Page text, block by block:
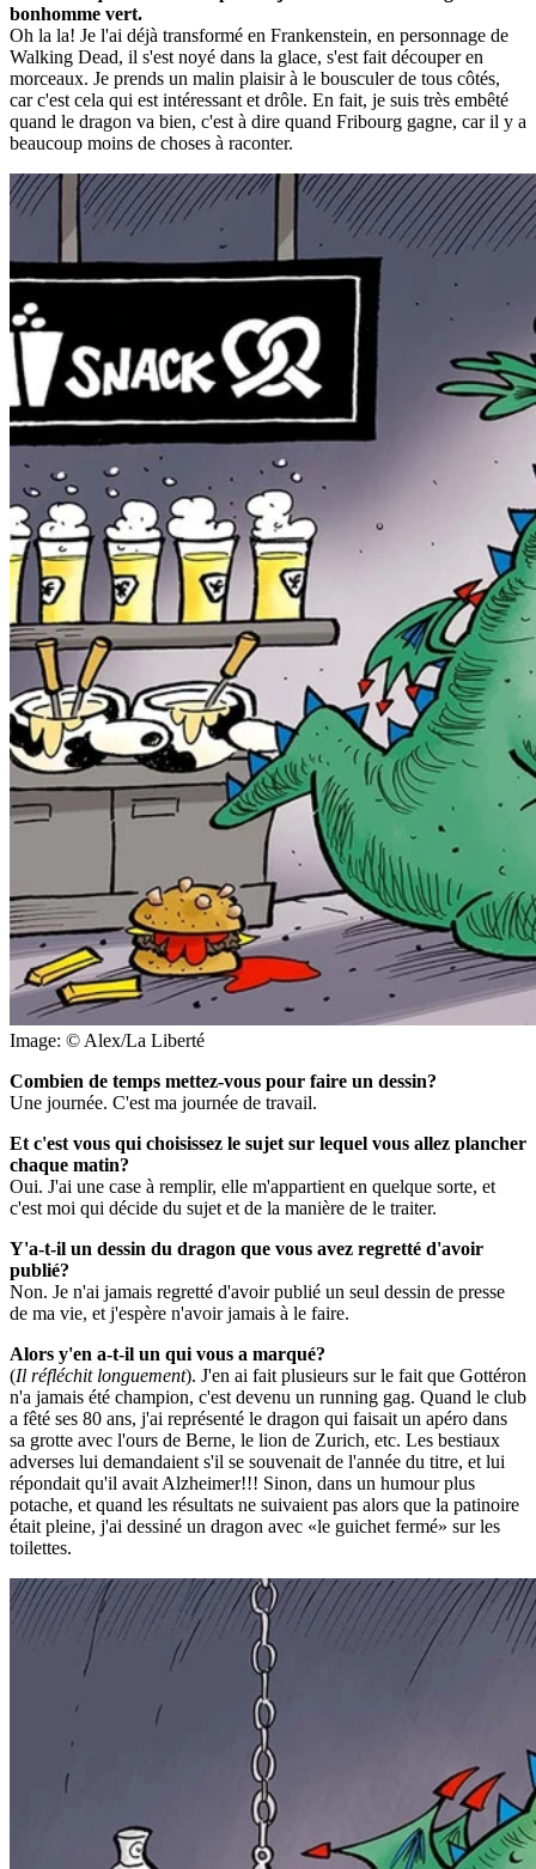
bonhomme vert.
Oh la la! Je l'ai déjà transformé en Frankenstein, en personnage de
Walking Dead, il s'est noyé dans la glace, s'est fait découper en
morceaux. Je prends un malin plaisir à le bousculer de tous côtés,
car c'est cela qui est intéressant et drôle. En fait, je suis très embêté
quand le dragon va bien, c'est à dire quand Fribourg gagne, car il y a
beaucoup moins de choses à raconter.
Image: © Alex/La Liberté
Combien de temps mettez-vous pour faire un dessin?
Une journée. C'est ma journée de travail.
Et c'est vous qui choisissez le sujet sur lequel vous allez plancher
chaque matin?
Oui. J'ai une case à remplir, elle m'appartient en quelque sorte, et
c'est moi qui décide du sujet et de la manière de le traiter.
Y'a-t-il un dessin du dragon que vous avez regretté d'avoir
publié?
Non. Je n'ai jamais regretté d'avoir publié un seul dessin de presse
de ma vie, et j'espère n'avoir jamais à le faire.
Alors y'en a-t-il un qui vous a marqué?
(Il réfléchit longuement). J'en ai fait plusieurs sur le fait que Gottéron
n'a jamais été champion, c'est devenu un running gag. Quand le club
a fêté ses 80 ans, j'ai représenté le dragon qui faisait un apéro dans
sa grotte avec l'ours de Berne, le lion de Zurich, etc. Les bestiaux
adverses lui demandaient s'il se souvenait de l'année du titre, et lui
répondait qu'il avait Alzheimer!!! Sinon, dans un humour plus
potache, et quand les résultats ne suivaient pas alors que la patinoire
était pleine, j'ai dessiné un dragon avec «le guichet fermé» sur les
toilettes.